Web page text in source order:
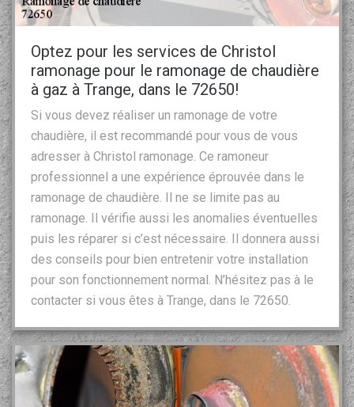
Optez pour les services de Christol
ramonage pour le ramonage de chaudière
à gaz à Trange, dans le 72650!
Si vous devez réaliser un ramonage de votre
chaudière, il est recommandé pour vous de vous
adresser à Christol ramonage. Ce ramoneur
professionnel a une expérience éprouvée dans le
ramonage de chaudière. Il ne se limite pas au
ramonage. Il vérifie aussi les anomalies éventuelles
puis les réparer si c’est nécessaire. Il donnera aussi
des conseils pour bien entretenir votre installation
pour son fonctionnement normal. N’hésitez pas à le
contacter si vous êtes à Trange, dans le 72650.